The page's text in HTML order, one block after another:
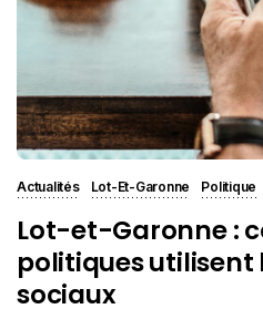
Actualités Lot-Et-Garonne Politique
Lot-et-Garonne :
politiques utilisent
sociaux